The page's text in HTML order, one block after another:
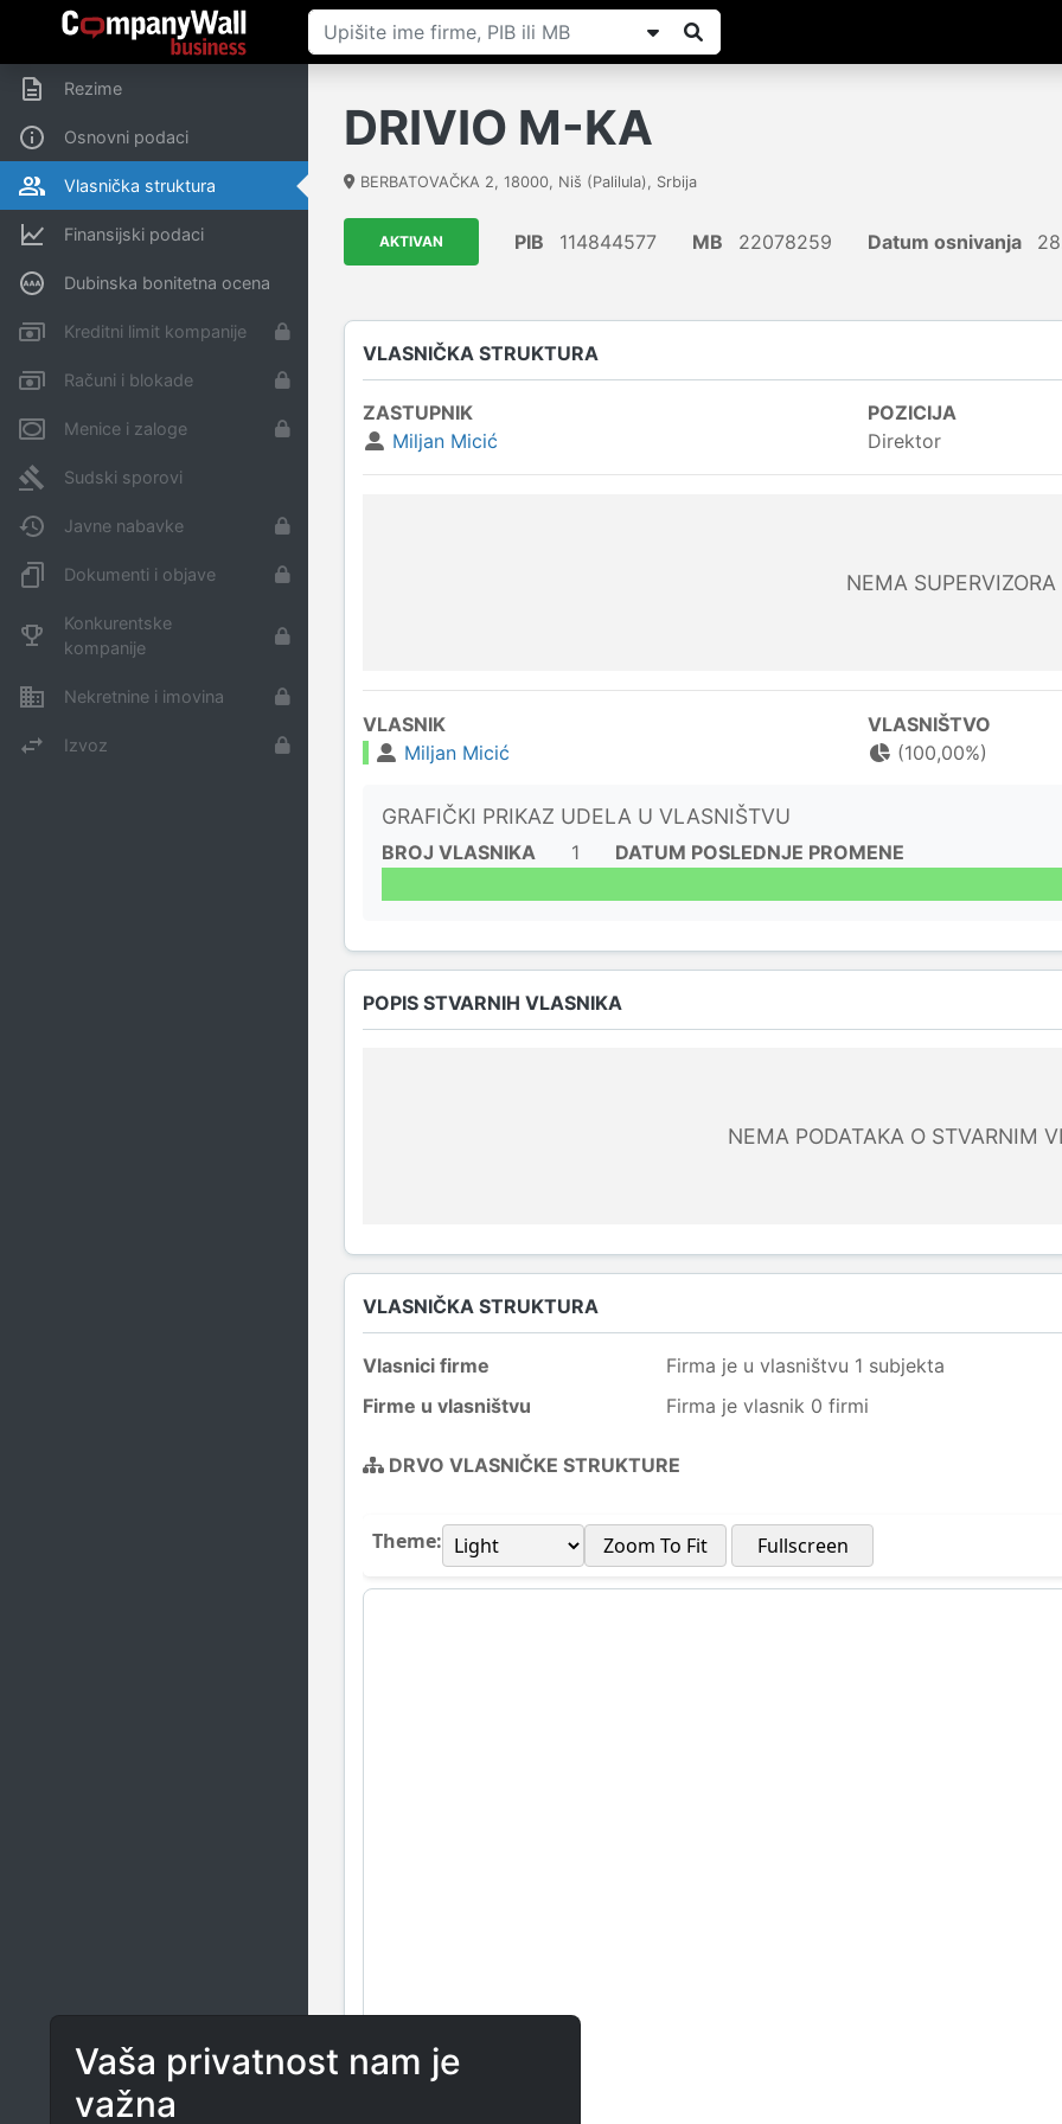
Rezime
Osnovni podaci
Vlasnička struktura
Finansijski podaci
Dubinska bonitetna ocena
Kreditni limit kompanije
Računi i blokade
Menice i zaloge
Sudski sporovi
Javne nabavke
Dokumenti i objave
Konkurentske
kompanije
Nekretnine i imovina
Izvoz
DRIVIO M-KA
BERBATOVAČKA 2, 18000, Niš (Palilula), Srbija
AKTIVAN PIB 114844577 MB 22078259 Datum osnivanja
VLASNIČKA STRUKTURA
ZASTUPNIK POZICIJA
Miljan Micić
Direktor
NEMA SUPERVIZORA
VLASNIK VLASNIŠTVO
Miljan Micić
(100,00%)
GRAFIČKI PRIKAZ UDELA U VLASNIŠTVU
BROJ VLASNIKA 1 DATUM POSLEDNJE PROMENE
POPIS STVARNIH VLASNIKA
NEMA PODATAKA O STVARNIM
VLASNIČKA STRUKTURA
Vlasnici firme
Firma je u vlasništvu 1 subjekta
Firme u vlasništvu
Firma je vlasnik 0 firmi
DRVO VLASNIČKE STRUKTURE
Theme: Zoom To Fit Fullscreen
Vaša privatnost nam je
važna